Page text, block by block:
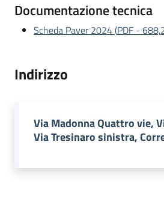
Documentazione tecnica
Scheda Paver 2024(PDF -
Indirizzo
Via Madonna Quattro vie,
Via Tresinaro sinistra,